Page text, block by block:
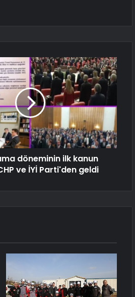
döneminin ilk kanun
ve İYİ Parti'den geldi